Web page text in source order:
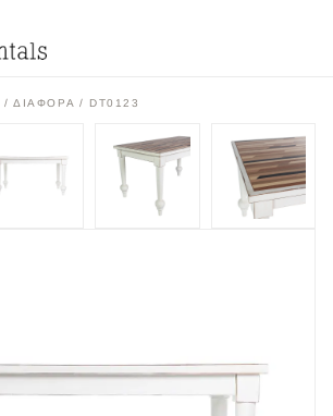
/ΔΙΑΦΟΡΑ / DT0123